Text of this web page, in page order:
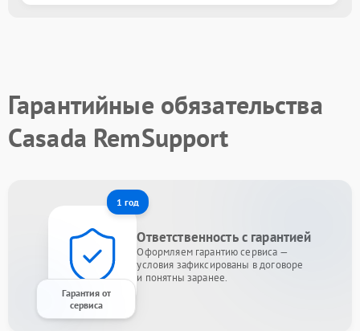
Гарантийные обязательства
Casada RemSupport
1 год
Гарантия от
сервиса
Ответственность с гарантией
Оформляем гарантию сервиса —
условия зафиксированы в договоре
и понятны заранее.